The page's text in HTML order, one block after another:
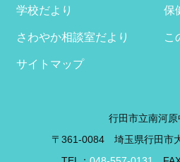
学校だより 保
さわやか相談室だより こ
サイトマップ
行田市立南河原
〒361-0084 埼玉県行田市